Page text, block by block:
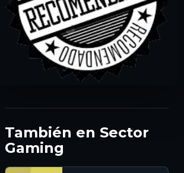
También en Sector
Gaming